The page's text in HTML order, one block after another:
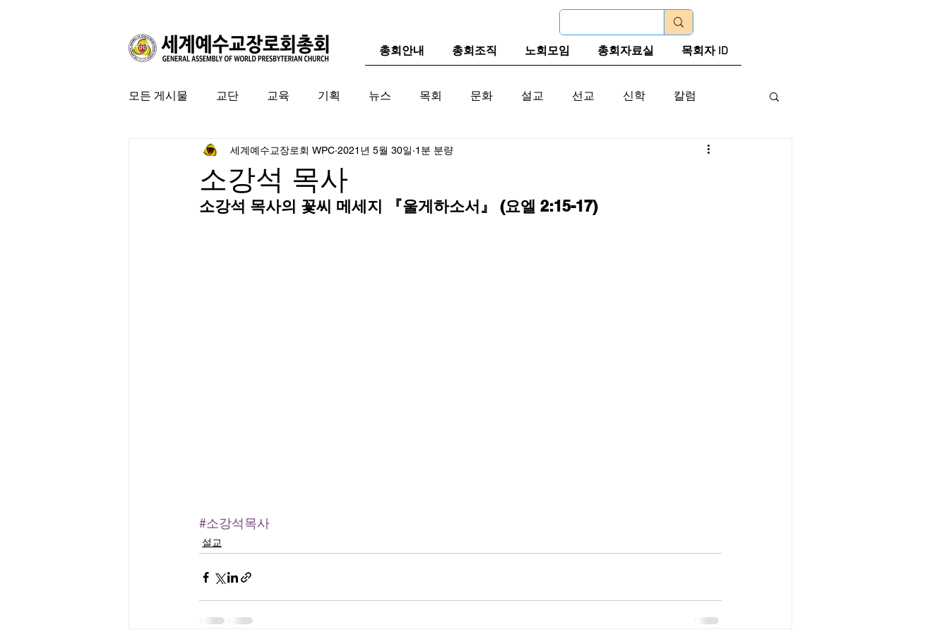
총회안내 총회조직 노회모임 총회자료실 목회자 ID
모든 게시물 교단 교육 기획 뉴스 목회 문화 설교 선교 신학 칼럼
특집 미국 교계 한국 교계 교단역사
소강석 목사
세계예수교장로회 WPC 2021년 5월 30일 1분 분량
소강석 목사의 꽃씨 메세지 『울게하소서』 (요엘 2:15-17)
#소강석목사
설교